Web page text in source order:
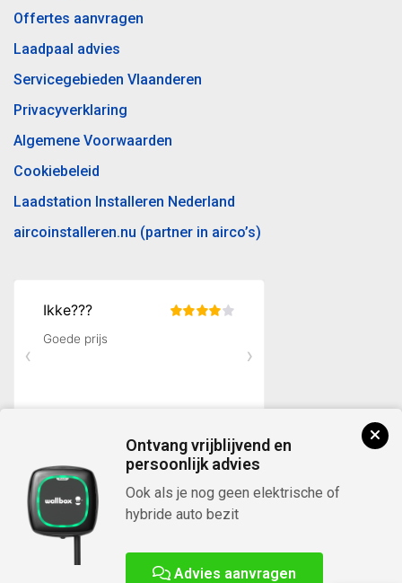
Offertes aanvragen
Laadpaal advies
Servicegebieden Vlaanderen
Privacyverklaring
Algemene Voorwaarden
Cookiebeleid
Laadstation Installeren Nederland
aircoinstalleren.nu (partner in airco’s)
Ontvang vrijblijvend en
persoonlijk advies
Ook als je nog geen elektrische of
hybride auto bezit
Advies aanvragen